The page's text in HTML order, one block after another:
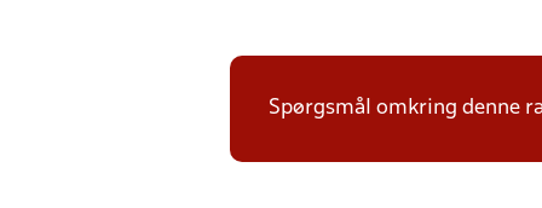
Spørgsmål omkring denne